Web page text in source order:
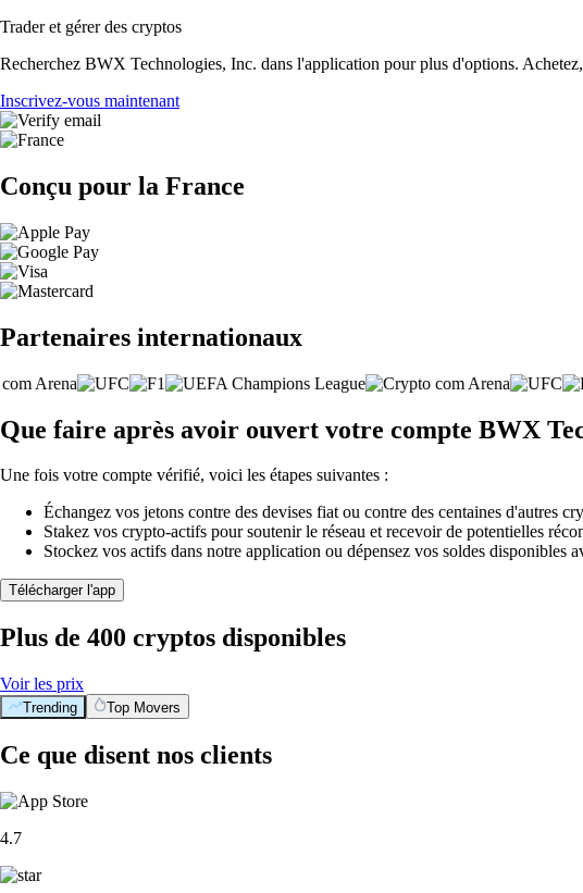
Trader et gérer des cryptos
Recherchez BWX Technologies, Inc. dans l'application pour plus d'options.
Inscrivez-vous maintenant
Conçu pour la France
Partenaires internationaux
Que faire après avoir ouvert votre compte BWX
Une fois votre compte vérifié, voici les étapes suivantes :
Échangez vos jetons contre des devises fiat ou contre des centaines d'autres
Stakez vos crypto-actifs pour soutenir le réseau et recevoir de potentielles
Stockez vos actifs dans notre application ou dépensez vos soldes disponibles
Télécharger l'app
Plus de 400 cryptos disponibles
Voir les prix
Trending Top Movers
Ce que disent nos clients
4.7